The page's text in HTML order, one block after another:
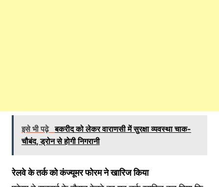
इसे भी पढ़े बकरीद को लेकर वाराणसी में सुरक्षा व्यवस्था चाक-
चौबंद, ड्रोन से होगी निगरानी
रेलवे के तर्क को कंज्‍यूमर फोरम ने खार‍िज क‍िया